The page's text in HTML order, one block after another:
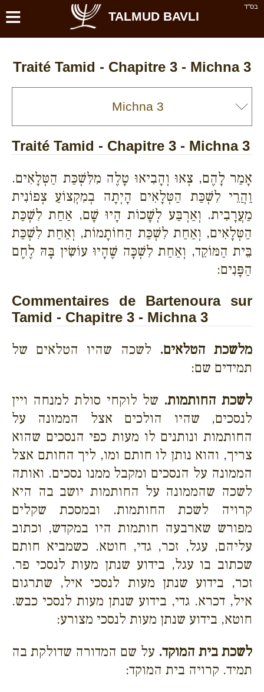
בס''ד ≡ TALMUD BAVLI
Traité Tamid - Chapitre 3 - Michna 3
Traité Tamid - Chapitre 3 - Michna 3
אָמַר לָהֶם, צְאוּ וְהָבִיאוּ טָלֶה מִלִּשְׁכַּת הַטְּלָאִים.
וַהֲרֵי לִשְׁכַּת הַטְּלָאִים הָיְתָה בְמִקְצוֹעַ צְפוֹנִית
מַעֲרָבִית. וְאַרְבַּע לְשָׁכוֹת הָיוּ שָׁם, אַחַת לִשְׁכַּת
הַטְּלָאִים, וְאַחַת לִשְׁכַּת הַחוֹתָמוֹת, וְאַחַת לִשְׁכַּת
בֵּית הַמּוֹקֵד, וְאַחַת לִשְׁכָּה שֶׁהָיוּ עוֹשִׂין בָּהּ לֶחֶם
הַפָּנִים:
Commentaires de Bartenoura sur
Tamid - Chapitre 3 - Michna 3
מלשכת הטלאים. לשכה שהיו הטלאים של
תמידים שם:
לשכת החותמות. של לוקחי סולת למנחה ויין
לנסכים, שהיו הולכים אצל הממונה על
החותמות ונותנים לו מעות כפי הנסכים שהוא
צריך, והוא נותן לו חותם ומו, ליך החותם אצל
הממונה על הנסכים ומקבל ממנו נסכים. ואותה
לשכה שהממונה על החותמות יושב בה היא
קרויה לשכת החותמות. ובמסכת שקלים
מפורש שארבעה חותמות היו במקדש, וכתוב
עליהם, עגל, זכר, גדי, חוטא. כשמביא חותם
שכתוב בו עגל, בידוע שנתן מעות לנסכי פר.
זכר, בידוע שנתן מעות לנסכי איל, שתרגום
איל, דכרא. גדי, בידוע שנתן מעות לנסכי כבש.
חוטא, בידוע שנתן מעות לנסכי מצורע:
לשכת בית המוקד. על שם המדורה שדולקת בה
תמיד. קרויה בית המוקד: